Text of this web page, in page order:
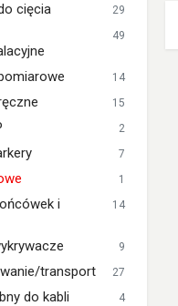
cięcia 29
49
14
15
2
7
1
i
14
9
transport 27
do kabli 4